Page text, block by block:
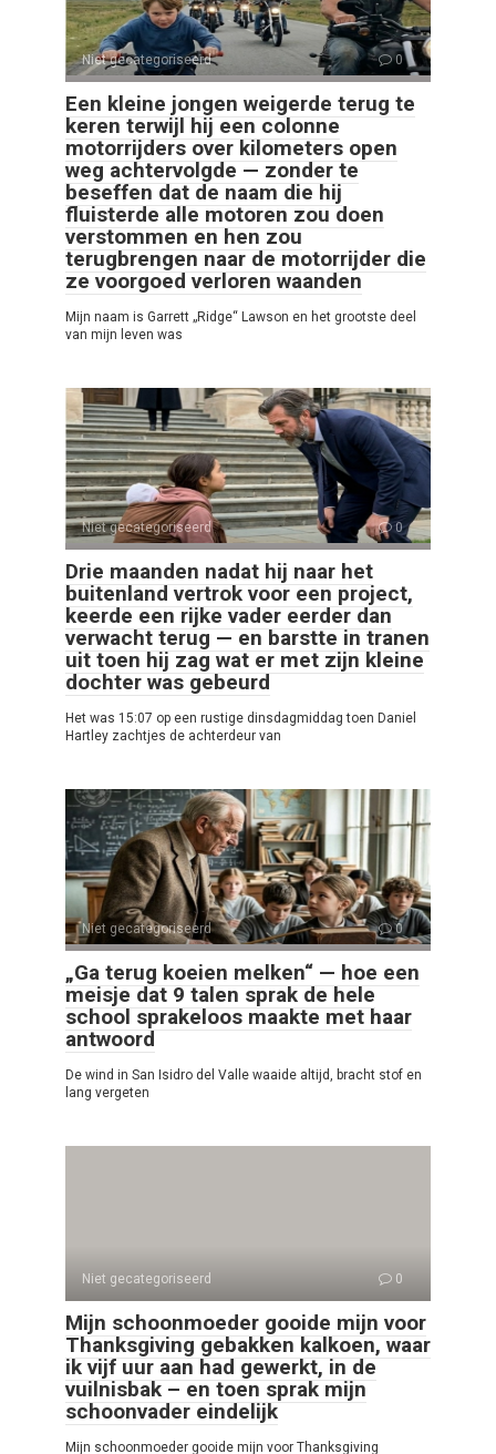
Niet gecategoriseerd 0
Een kleine jongen weigerde terug te
keren terwijl hij een colonne
motorrijders over kilometers open
weg achtervolgde — zonder te
beseffen dat de naam die hij
fluisterde alle motoren zou doen
verstommen en hen zou
terugbrengen naar de motorrijder die
ze voorgoed verloren waanden
Mijn naam is Garrett „Ridge“ Lawson en het grootste deel
van mijn leven was
Niet gecategoriseerd 0
Drie maanden nadat hij naar het
buitenland vertrok voor een project,
keerde een rijke vader eerder dan
verwacht terug — en barstte in tranen
uit toen hij zag wat er met zijn kleine
dochter was gebeurd
Het was 15:07 op een rustige dinsdagmiddag toen Daniel
Hartley zachtjes de achterdeur van
Niet gecategoriseerd 0
„Ga terug koeien melken“ — hoe een
meisje dat 9 talen sprak de hele
school sprakeloos maakte met haar
antwoord
De wind in San Isidro del Valle waaide altijd, bracht stof en
lang vergeten
Niet gecategoriseerd 0
Mijn schoonmoeder gooide mijn voor
Thanksgiving gebakken kalkoen, waar
ik vijf uur aan had gewerkt, in de
vuilnisbak – en toen sprak mijn
schoonvader eindelijk
Mijn schoonmoeder gooide mijn voor Thanksgiving